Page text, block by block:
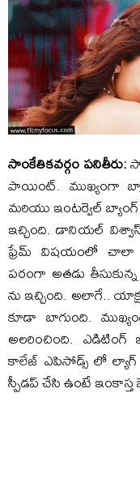
సాంకేతికవర్గం పనితీరు:
పాయింట్. ముఖ్యంగా
మరియు ఇంటర్వెల్
ఇచ్చింది. డానియల్
ఫ్రేమ్ విషయంలో చాలా
పరంగా అతడు
ను ఇచ్చింది. అలాగే..
కూడా బాగుంది.
అలరించింది. ఎడిటింగ్
కాలేజ్ ఎపిసోడ్స్ లో ల్యాగ్
స్పీడప్ చేసి ఉంటే